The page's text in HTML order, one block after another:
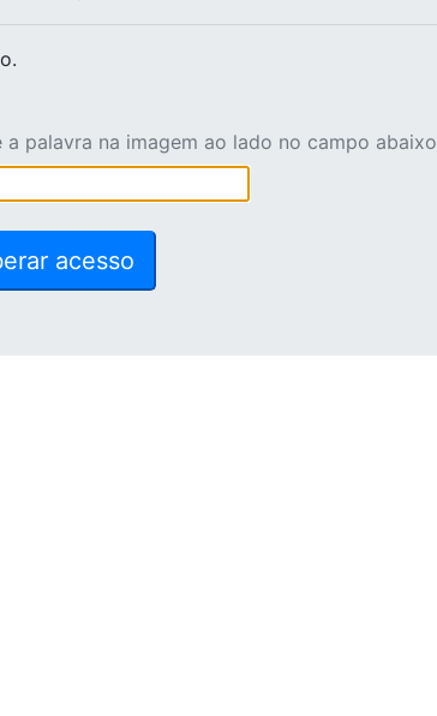
a palavra na imagem ao lado no campo abaixo